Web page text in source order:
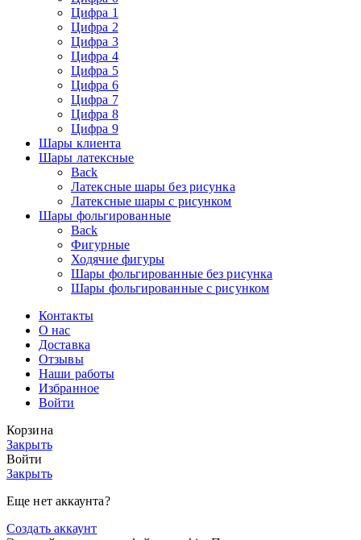
Цифра 1
Цифра 2
Цифра 3
Цифра 4
Цифра 5
Цифра 6
Цифра 7
Цифра 8
Цифра 9
Шары клиента
Шары латексные
Back
Латексные шары без рисунка
Латексные шары с рисунком
Шары фольгированные
Back
Фигурные
Ходячие фигуры
Шары фольгированные без рисунка
Шары фольгированные с рисунком
Контакты
О нас
Доставка
Отзывы
Наши работы
Избранное
Войти
Корзина
Закрыть
Войти
Закрыть
Еще нет аккаунта?
Создать аккаунт